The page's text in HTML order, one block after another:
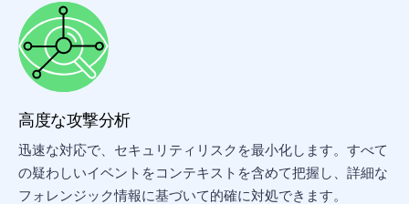
高度な攻撃分析
迅速な対応で、セキュリティリスクを最小化します。すべて
の疑わしいイベントをコンテキストを含めて把握し、詳細な
フォレンジック情報に基づいて的確に対処できます。